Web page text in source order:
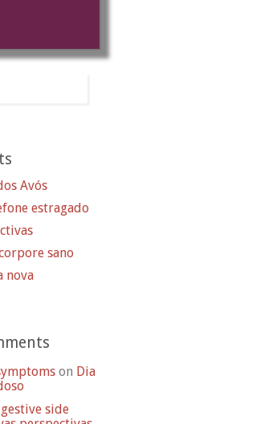
Avós
estragado
sano
nova
on Dia
side